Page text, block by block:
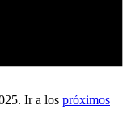
Ir a los próximos